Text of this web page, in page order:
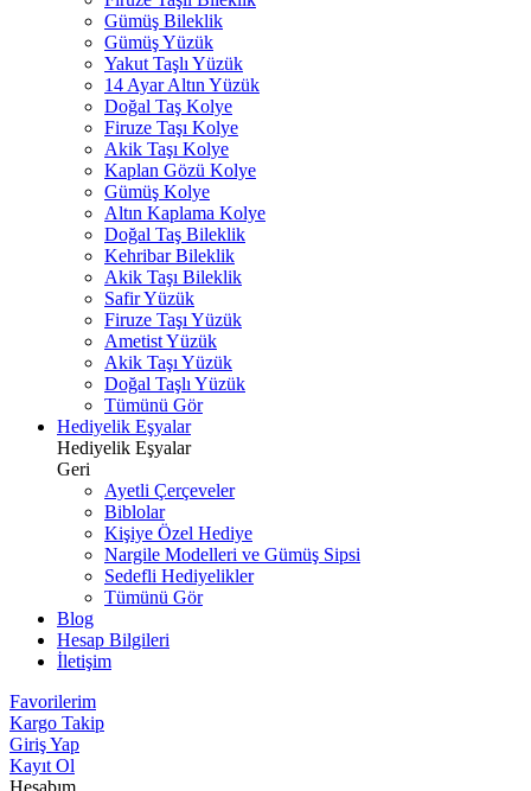
Gümüş Bileklik
Gümüş Yüzük
Yakut Taşlı Yüzük
14 Ayar Altın Yüzük
Doğal Taş Kolye
Firuze Taşı Kolye
Akik Taşı Kolye
Kaplan Gözü Kolye
Gümüş Kolye
Altın Kaplama Kolye
Doğal Taş Bileklik
Kehribar Bileklik
Akik Taşı Bileklik
Safir Yüzük
Firuze Taşı Yüzük
Ametist Yüzük
Akik Taşı Yüzük
Doğal Taşlı Yüzük
Tümünü Gör
Hediyelik Eşyalar
Hediyelik Eşyalar
Geri
Ayetli Çerçeveler
Biblolar
Kişiye Özel Hediye
Nargile Modelleri ve Gümüş Sipsi
Sedefli Hediyelikler
Tümünü Gör
Blog
Hesap Bilgileri
İletişim
Favorilerim
Kargo Takip
Giriş Yap
Kayıt Ol
Hesabım